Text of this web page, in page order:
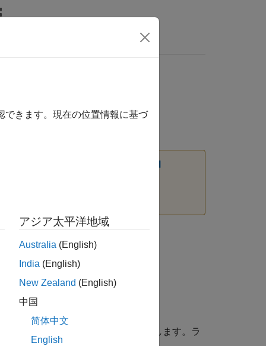
の混同行列をプロットします。ラ
できます。現在の位置情報に基づ
アジア太平洋地域
Australia (English)
India (English)
New Zealand (English)
中国
简体中文
English